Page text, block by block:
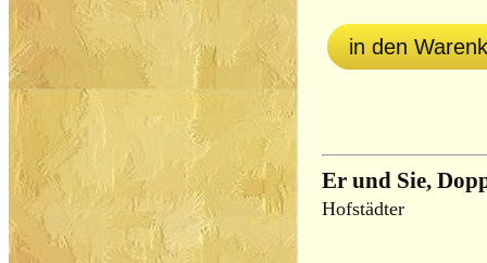
in den
Er und Sie,
Hofstädter